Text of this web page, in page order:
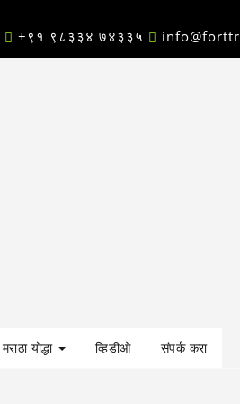
+९१ ९८३३४ ७४३३५
मराठा योद्धा व्हिडीओ संपर्क करा